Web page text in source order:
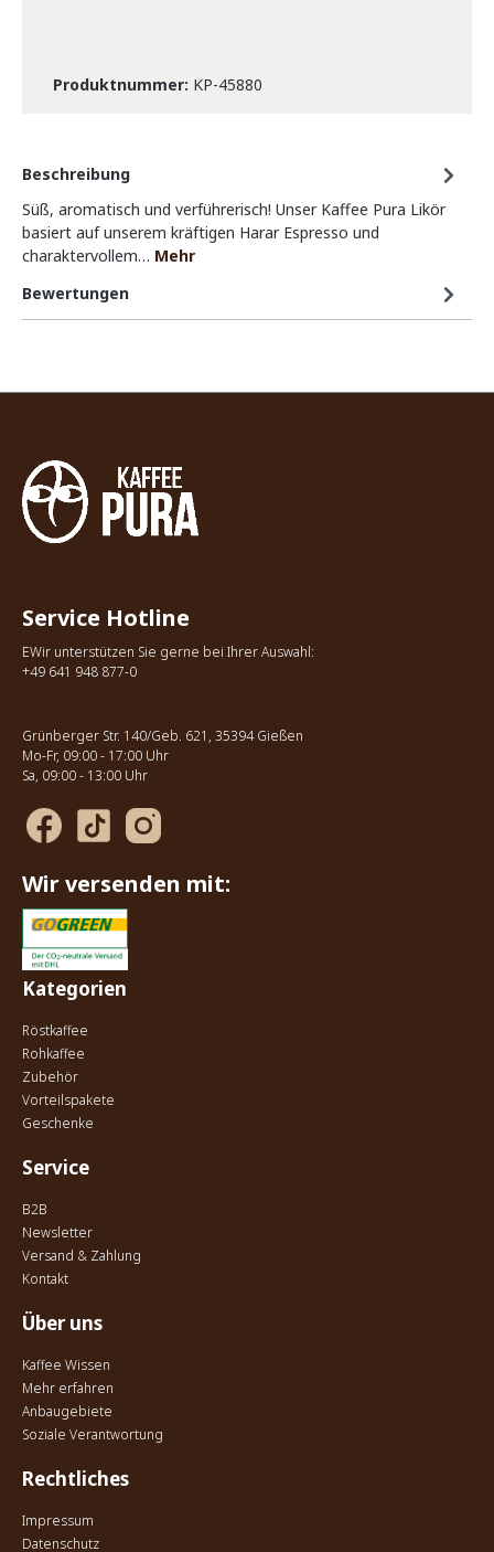
Produktnummer: KP-45880
Beschreibung
Süß, aromatisch und verführerisch! Unser Kaffee Pura Likör
basiert auf unserem kräftigen Harar Espresso und
charaktervollem… Mehr
Bewertungen
Service Hotline
EWir unterstützen Sie gerne bei Ihrer Auswahl:
+49 641 948 877-0
Grünberger Str. 140/Geb. 621, 35394 Gießen
Mo-Fr, 09:00 - 17:00 Uhr
Sa, 09:00 - 13:00 Uhr
Wir versenden mit:
Kategorien
Röstkaffee
Rohkaffee
Zubehör
Vorteilspakete
Geschenke
Service
B2B
Newsletter
Versand & Zahlung
Kontakt
Über uns
Kaffee Wissen
Mehr erfahren
Anbaugebiete
Soziale Verantwortung
Rechtliches
Impressum
Datenschutz